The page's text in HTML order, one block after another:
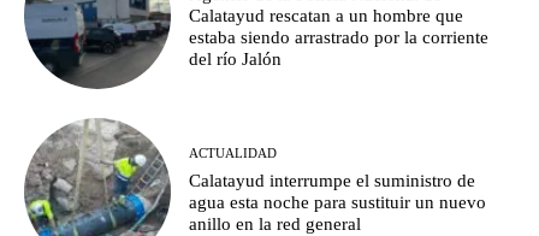
Calatayud rescatan a un hombre que
estaba siendo arrastrado por la corriente
del río Jalón
ACTUALIDAD
Calatayud interrumpe el suministro de
agua esta noche para sustituir un nuevo
anillo en la red general